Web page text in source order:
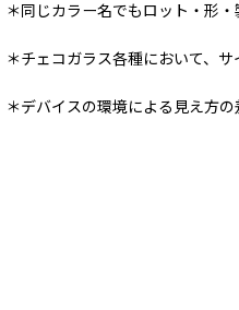
＊同じカラー名でもロット・形
＊チェコガラス各種において、
＊デバイスの環境による見え方